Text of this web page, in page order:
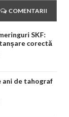
COMENTARII
SKF:
corectă
ani de tahograf